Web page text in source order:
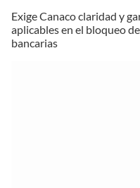
Exige Canaco claridad y
aplicables en el bloqueo
bancarias